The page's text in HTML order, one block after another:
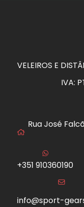
VELEIROS E
IVA:
Rua José
+351 910360190
info@sport-